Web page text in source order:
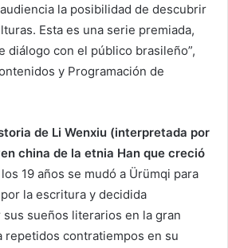
la posibilidad de descubrir
Esta es una serie premiada,
diálogo con el público brasileño”,
y Programación de
de Li Wenxiu (interpretada por
china de la etnia Han que creció
19 años se mudó a Ürümqi para
la escritura y decidida
sueños literarios en la gran
repetidos contratiempos en su